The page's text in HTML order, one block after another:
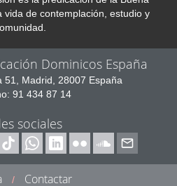
vida de contemplación, estudio y
Dominicos España
51, Madrid, 28007 España
91 434 87 14
sociales
/ Contactar